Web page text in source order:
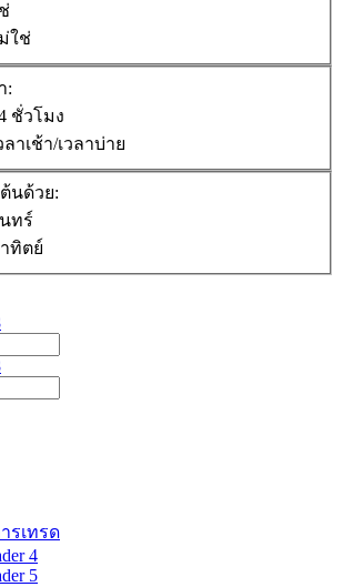
ใช่
:
ชั่วโมง
ลาเช้า/เวลาบ่าย
นด้วย:
ทร์
ทิตย์
รเทรด
4
5